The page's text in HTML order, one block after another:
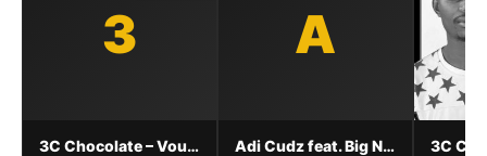
3
3C Chocolate – Vou dar Amor
A
Adi Cudz feat. Big Nelo – Tu & Eu (Vídeo Oficial)